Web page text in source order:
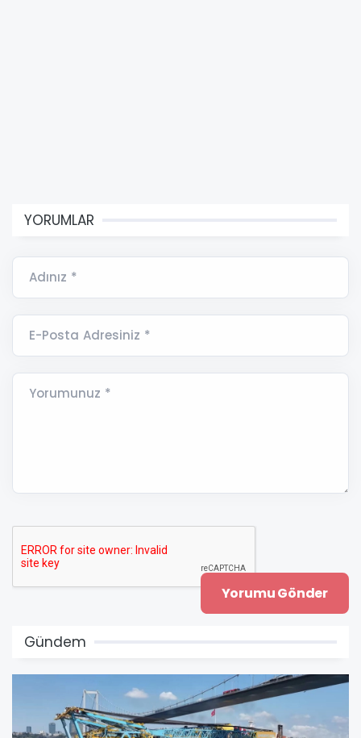
YORUMLAR
Adınız *
E-Posta Adresiniz *
Yorumunuz *
Gündem